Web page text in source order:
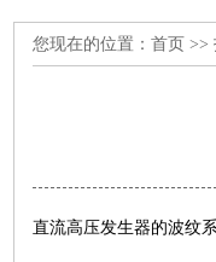
您现在的位置： 首页 >>
直流高压发生器的波纹